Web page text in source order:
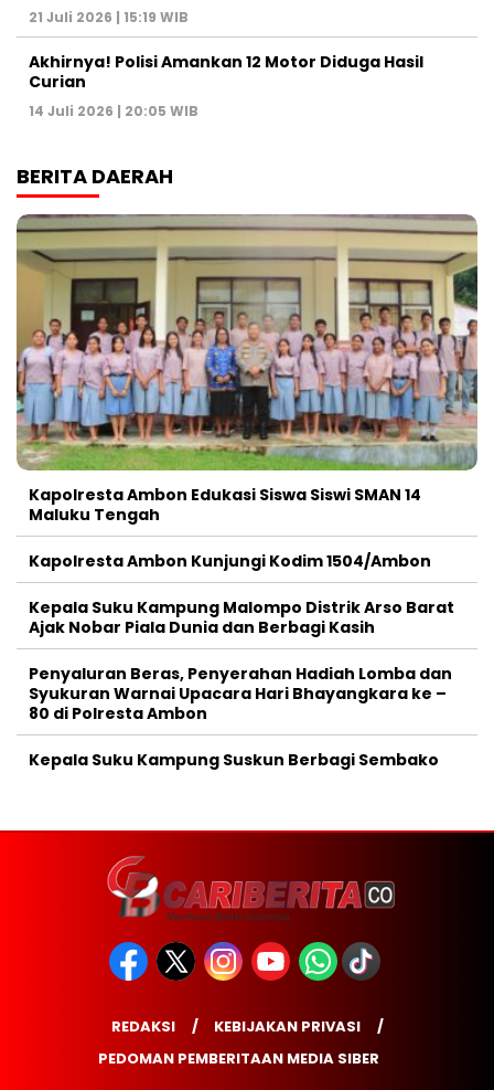
21 Juli 2026 | 15:19 WIB
Akhirnya! Polisi Amankan 12 Motor Diduga Hasil
Curian
14 Juli 2026 | 20:05 WIB
BERITA DAERAH
Kapolresta Ambon Edukasi Siswa Siswi SMAN 14
Maluku Tengah
Kapolresta Ambon Kunjungi Kodim 1504/Ambon
Kepala Suku Kampung Malompo Distrik Arso Barat
Ajak Nobar Piala Dunia dan Berbagi Kasih
Penyaluran Beras, Penyerahan Hadiah Lomba dan
Syukuran Warnai Upacara Hari Bhayangkara ke –
80 di Polresta Ambon
Kepala Suku Kampung Suskun Berbagi Sembako
REDAKSI
KEBIJAKAN PRIVASI
PEDOMAN PEMBERITAAN MEDIA SIBER